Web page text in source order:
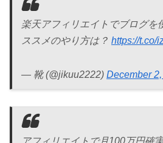
楽天アフィリエイトでブログを
ススメのやり方は？ https://t.co/
— 靴 (@jikuu2222) December